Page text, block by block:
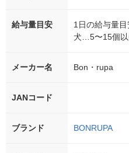
給与量目安
1日の給与量
犬…5〜15個
メーカー名 Bon・rupa
JANコード
ブランド BONRUPA